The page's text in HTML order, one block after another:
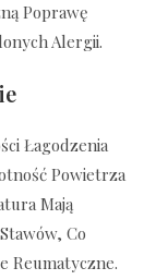
Poprawę
Alergii.
Łagodzenia
Powietrza
Mają
Co
Reumatyczne.